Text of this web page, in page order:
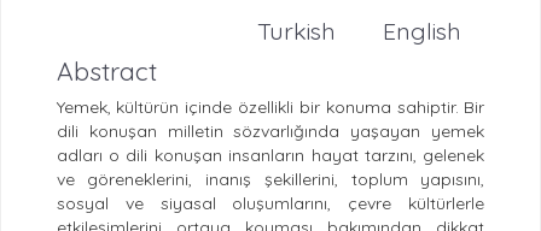
English
Turkish
Abstract
Yemek, kültürün içinde özellikli bir konuma sahiptir. Bir
dili konuşan milletin sözvarlığında yaşayan yemek
adları o dili konuşan insanların hayat tarzını, gelenek
ve göreneklerini, inanış şekillerini, toplum yapısını,
sosyal ve siyasal oluşumlarını, çevre kültürlerle